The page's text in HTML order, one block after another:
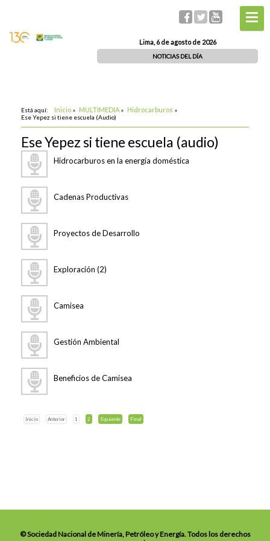
Lima, 6 de agosto de 2026
NOTICIAS DEL DÍA
Está aquí: Inicio » MULTIMEDIA » Hidrocarburos »
Ese Yepez si tiene escuela (Audio)
Ese Yepez si tiene escuela (audio)
Hidrocarburos en la energía doméstica
Cadenas Productivas
Proyectos de Desarrollo
Exploración (2)
Camisea
Gestión Ambiental
Beneficios de Camisea
Inicio Anterior 1 2 Siguiente Final
© Sociedad Nacional de Minería, Petróleo y Energía. Todos los derechos